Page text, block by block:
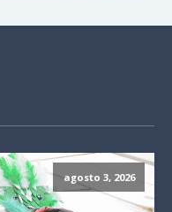
agosto 3, 2026